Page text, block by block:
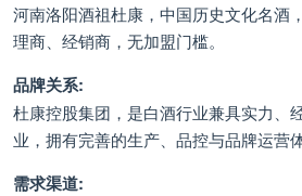
河南洛阳酒祖杜康，中国历史文化名酒
理商、经销商，无加盟门槛。
品牌关系:
杜康控股集团，是白酒行业兼具实力、
业，拥有完善的生产、品控与品牌运营体
需求渠道: